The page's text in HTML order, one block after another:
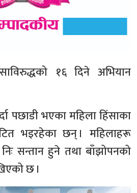
१६ दिने अभियान
पछाडी भएका महिला हिंसाका
भइरहेका छन् । महिलाहरू
सन्तान हुने तथा बाँझोपनको
छ ।